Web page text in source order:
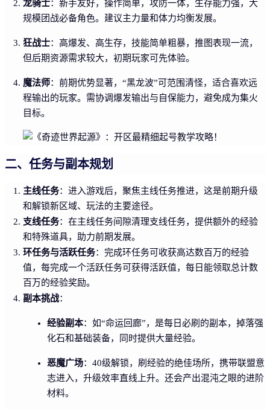
龙骑士：新手友好，操作简单，攻防一体，生存能力强，大
规模团战必备角色。建议主力量和体力均衡发展。
狂战士：高爆发、高生存，技能简单粗暴，推图表现一流，
但后期资源需求较大，初期玩家可先体验。
魔法师：前期优势显著，“黑龙波”可范围清怪，适合喜欢远
程输出的玩家。需协调爆发输出与自保能力，避免成为集火
目标。
二、任务与副本规划
主线任务：进入游戏后，聚焦主线任务推进，这是前期升级
和解锁新区域、玩法的主要途径。
支线任务：在主线任务间隙清理支线任务，提供额外的经验
和特殊道具，助力前期发展。
环任务与活跃任务：完成环任务可收获高达数百万的经验
值，每完成一个活跃任务可获得活跃值，每日能领取总计数
百万的经验奖励。
副本挑战：
经验副本：如“命运回廊”，是每日必刷的副本，掉落强
化石和基础装备，同时提供大量经验。
恶魔广场：40级解锁，刷经验的绝佳场所，携带联盟意
志进入，升级效率直线上升。还会产出混沌之眼的进阶
材料。